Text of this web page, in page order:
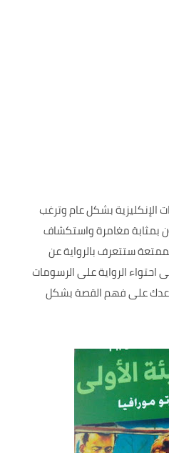
بشكل عام وترغب
بمثابة مغامرة واستكشاف
ستتعرف بالرواية عن
احتواء الرواية على الرسومات
على فهم القصة بشكل